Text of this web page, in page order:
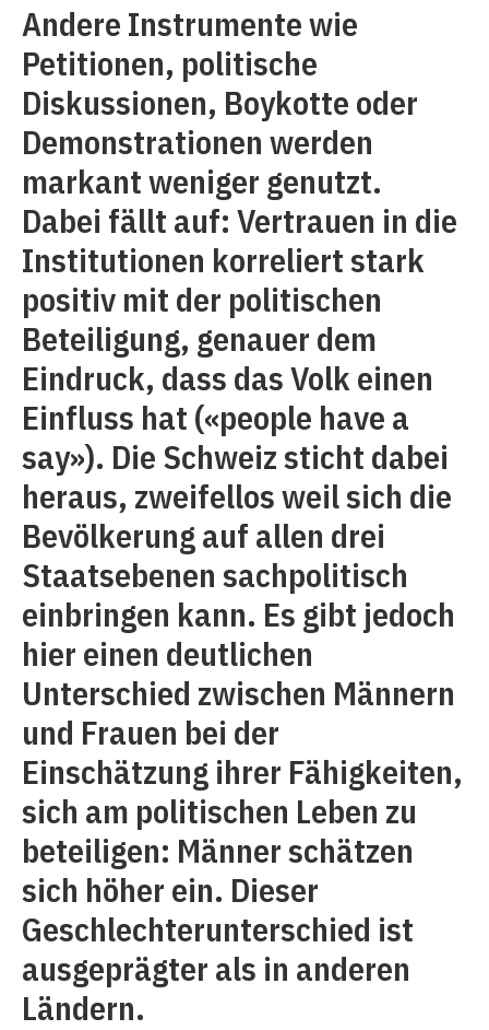
Andere Instrumente wie
Petitionen, politische
Diskussionen, Boykotte oder
Demonstrationen werden
markant weniger genutzt.
Dabei fällt auf: Vertrauen in die
Institutionen korreliert stark
positiv mit der politischen
Beteiligung, genauer dem
Eindruck, dass das Volk einen
Einfluss hat («people have a
say»). Die Schweiz sticht dabei
heraus, zweifellos weil sich die
Bevölkerung auf allen drei
Staatsebenen sachpolitisch
einbringen kann. Es gibt jedoch
hier einen deutlichen
Unterschied zwischen Männern
und Frauen bei der
Einschätzung ihrer Fähigkeiten,
sich am politischen Leben zu
beteiligen: Männer schätzen
sich höher ein. Dieser
Geschlechterunterschied ist
ausgeprägter als in anderen
Ländern.